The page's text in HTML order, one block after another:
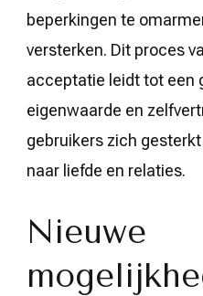
beperkingen te
versterken. Dit proces
acceptatie leidt tot een
eigenwaarde en
gebruikers zich
naar liefde en relaties.
Nieuwe